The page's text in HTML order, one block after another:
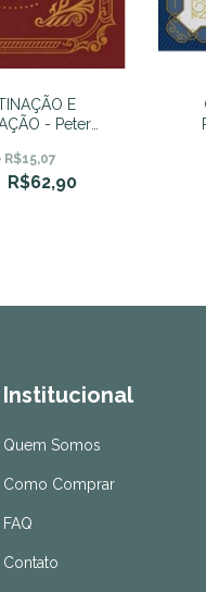
E
- Peter
R$15,07
R$62,90
Institucional
Quem Somos
Como Comprar
FAQ
Contato